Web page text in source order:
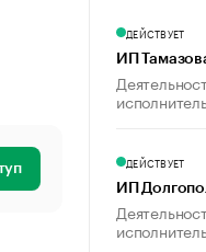
ДЕЙСТВУЕТ
ИП
ДЕЙСТВУЕТ
ИП